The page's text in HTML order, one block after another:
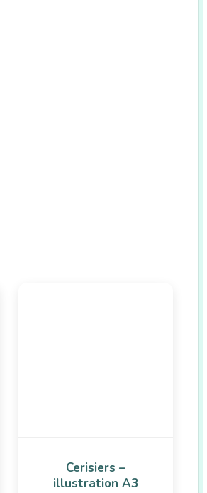
Cerisiers –
illustration A3